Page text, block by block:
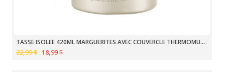
TASSE ISOLÉE 420ML MARGUERITES AVEC COUVERCLE THERMOMUG OGGI
22,99 $ 18,99 $